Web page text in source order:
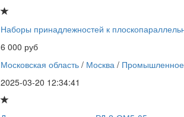
Наборы принадлежностей к
6 000 руб
Московская область/ Москва /
2025-03-20 12:34:41